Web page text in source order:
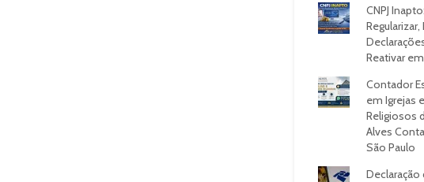
CNPJ
Regularizar,
Reativar
Contador
em Igrejas
Religiosos
Alves
São Paulo